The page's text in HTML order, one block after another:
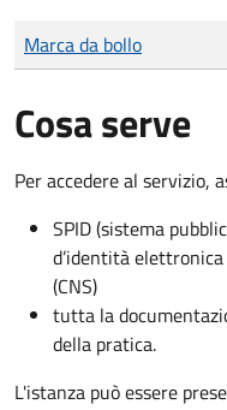
Tipo di pagamento
Importo
Marca da bollo
Cosa serve
Per accedere al servizio,
SPID (sistema
d’identità
(CNS)
tutta la
della pratica.
L'istanza può essere